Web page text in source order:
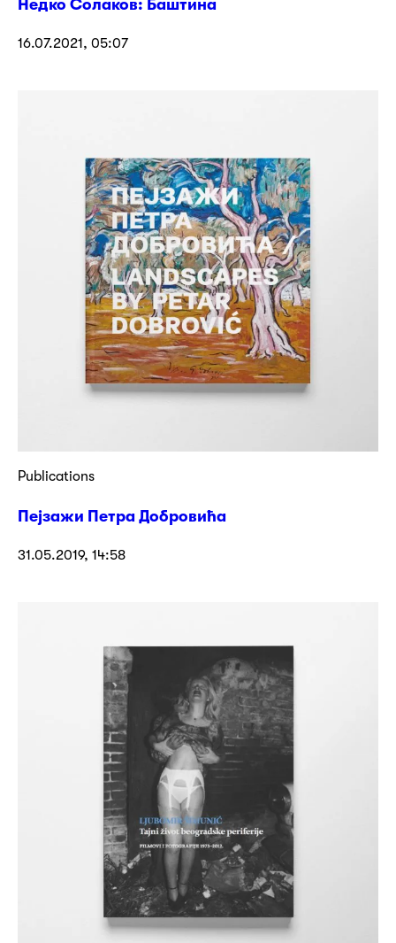
Недко Солаков: Баштина
16.07.2021, 05:07
Publications
Пејзажи Петра Добровића
31.05.2019, 14:58